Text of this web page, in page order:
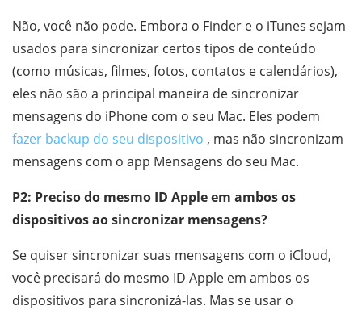
Não, você não pode. Embora o Finder e o iTunes sejam
usados ​​para sincronizar certos tipos de conteúdo
(como músicas, filmes, fotos, contatos e calendários),
eles não são a principal maneira de sincronizar
mensagens do iPhone com o seu Mac. Eles podem
fazer backup do seu dispositivo , mas não sincronizam
mensagens com o app Mensagens do seu Mac.
P2: Preciso do mesmo ID Apple em ambos os
dispositivos ao sincronizar mensagens?
Se quiser sincronizar suas mensagens com o iCloud,
você precisará do mesmo ID Apple em ambos os
dispositivos para sincronizá-las. Mas se usar o